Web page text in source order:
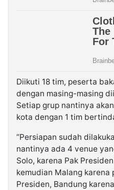
Diikuti 18 tim, peserta
dengan masing-masing
Setiap grup nantinya
kota dengan 1 tim
“Persiapan sudah
nantinya ada 4 venue
Solo, karena Pak
kemudian Malang karena
Presiden, Bandung